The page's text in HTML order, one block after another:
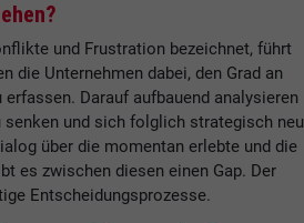
und Frustration bezeichnet, führt
die Unternehmen dabei, den Grad an
Darauf aufbauend analysieren
und sich folglich strategisch neu
über die momentan erlebte und die
es zwischen diesen einen Gap. Der
Entscheidungsprozesse.